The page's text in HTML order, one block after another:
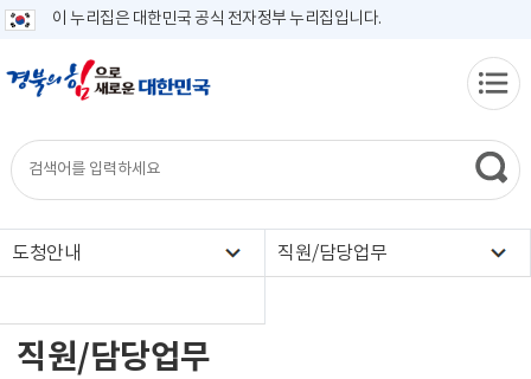
이 누리집은 대한민국 공식 전자정부 누리집입니다.
도청안내 직원/담당업무
직원/담당업무